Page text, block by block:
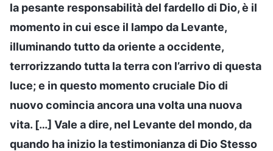
la pesante responsabilità del fardello di Dio, è il
momento in cui esce il lampo da Levante,
illuminando tutto da oriente a occidente,
terrorizzando tutta la terra con l’arrivo di questa
luce; e in questo momento cruciale Dio di
nuovo comincia ancora una volta una nuova
vita. […] Vale a dire, nel Levante del mondo, da
quando ha inizio la testimonianza di Dio Stesso